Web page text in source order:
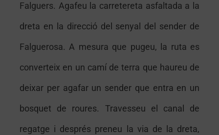
Falguers. Agafeu la carretereta asfaltada a la
dreta en la direcció del senyal del sender de
Falguerosa. A mesura que pugeu, la ruta es
converteix en un camí de terra que haureu de
deixar per agafar un sender que entra en un
bosquet de roures. Travesseu el canal de
regatge i després preneu la via de la dreta,